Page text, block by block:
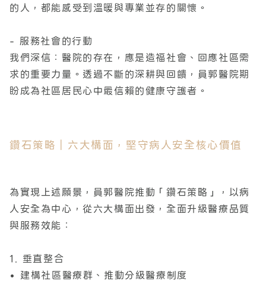
的人，都能感受到溫暖與專業並存的關懷。
- 服務社會的行動
我們深信：醫院的存在，應是造福社會、回應社區需
求的重要力量。透過不斷的深耕與回饋，員郭醫院期
盼成為社區居民心中最信賴的健康守護者。
鑽石策略｜六大構面，堅守病人安全核心價值
為實現上述願景，員郭醫院推動「鑽石策略」，以病
人安全為中心，從六大構面出發，全面升級醫療品質
與服務效能：
1. 垂直整合
• 建構社區醫療群、推動分級醫療制度